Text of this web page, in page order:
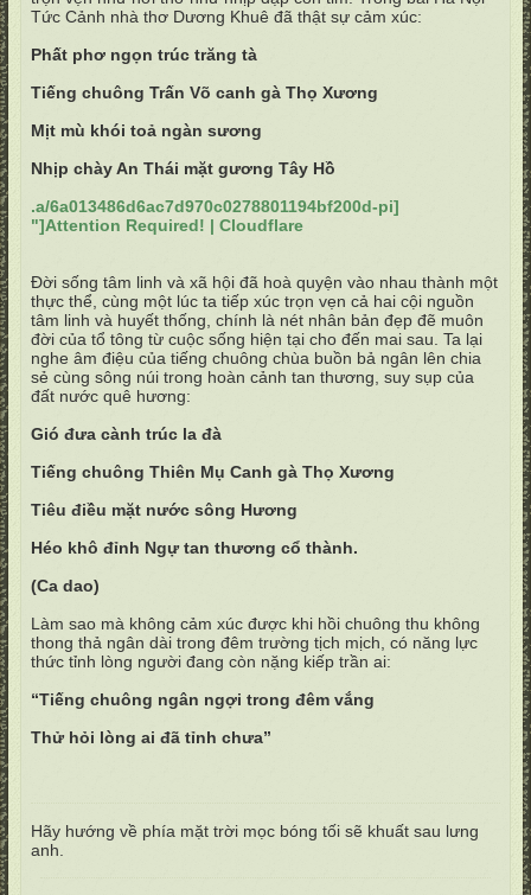
Tức Cảnh nhà thơ Dương Khuê đã thật sự cảm xúc:
Phất phơ ngọn trúc trăng tà
Tiếng chuông Trấn Võ canh gà Thọ Xương
Mịt mù khói toả ngàn sương
Nhịp chày An Thái mặt gương Tây Hồ
.a/6a013486d6ac7d970c0278801194bf200d-pi]
"]Attention Required! | Cloudflare
Đời sống tâm linh và xã hội đã hoà quyện vào nhau thành một
thực thể, cùng một lúc ta tiếp xúc trọn vẹn cả hai cội nguồn
tâm linh và huyết thống, chính là nét nhân bản đẹp đẽ muôn
đời của tổ tông từ cuộc sống hiện tại cho đến mai sau. Ta lại
nghe âm điệu của tiếng chuông chùa buồn bả ngân lên chia
sẻ cùng sông núi trong hoàn cảnh tan thương, suy sụp của
đất nước quê hương:
Gió đưa cành trúc la đà
Tiếng chuông Thiên Mụ Canh gà Thọ Xương
Tiêu điều mặt nước sông Hương
Héo khô đỉnh Ngự tan thương cổ thành.
(Ca dao)
Làm sao mà không cảm xúc được khi hồi chuông thu không
thong thả ngân dài trong đêm trường tịch mịch, có năng lực
thức tỉnh lòng người đang còn nặng kiếp trần ai:
“Tiếng chuông ngân ngợi trong đêm vắng
Thử hỏi lòng ai đã tỉnh chưa”
Hãy hướng về phía mặt trời mọc bóng tối sẽ khuất sau lưng
anh.